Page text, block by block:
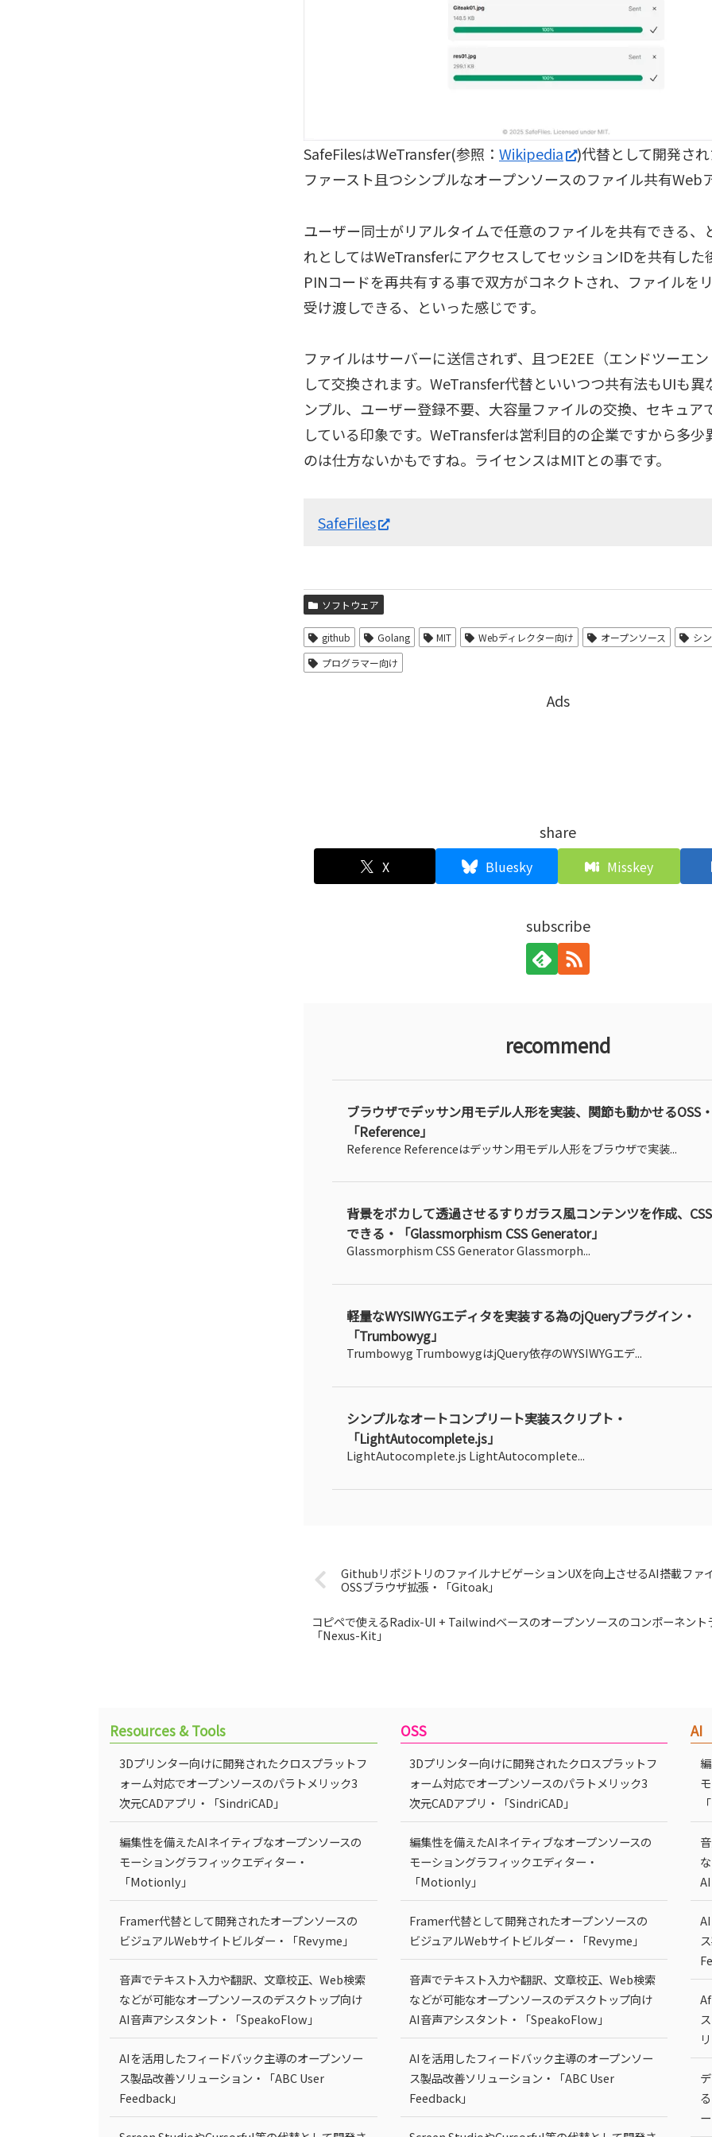
SafeFilesはWeTransfer(参照： Wikipedia
)代替として開発さ
ファースト且つシンプルなオープンソースのファイル共有Web
ユーザー同士がリアルタイムで任意のファイルを共有できる、
れとしてはWeTransferにアクセスしてセッションIDを共有した
PINコードを再共有する事で双方がコネクトされ、ファイルを
受け渡しできる、といった感じです。
ファイルはサーバーに送信されず、且つE2EE（エンドツーエ
して交換されます。WeTransfer代替といいつつ共有法もUIも異
ンプル、ユーザー登録不要、大容量ファイルの交換、セキュア
している印象です。WeTransferは営利目的の企業ですから多少
のは仕方ないかもですね。ライセンスはMITとの事です。
SafeFiles
ソフトウェア
github Golang MIT Webディレクター向け オープンソース
シ
プログラマー向け
Ads
share
X Bluesky Misskey
subscribe
recommend
ブラウザでデッサン用モデル人形を実装、関節も動かせるOSS
「Reference」
Reference Referenceはデッサン用モデル人形をブラウザで実装...
背景をボカして透過させるすりガラス風コンテンツを作成、
できる・「Glassmorphism CSS Generator」
Glassmorphism CSS Generator Glassmorph...
軽量なWYSIWYGエディタを実装する為のjQueryプラグイン・
「Trumbowyg」
Trumbowyg TrumbowygはjQuery依存のWYSIWYGエデ...
シンプルなオートコンプリート実装スクリプト・
「LightAutocomplete.js」
LightAutocomplete.js LightAutocomplete...
GithubリポジトリのファイルナビゲーションUXを向上させるAI搭載ファ
OSSブラウザ拡張・「Gitoak」
コピペで使えるRadix-UI + Tailwindベースのオープンソースのコンポーネント
「Nexus-Kit」
Resources & Tools
3Dプリンター向けに開発されたクロスプラットフ
ォーム対応でオープンソースのパラトメリック3
次元CADアプリ・「SindriCAD」
編集性を備えたAIネイティブなオープンソースの
モーショングラフィックエディター・
「Motionly」
Framer代替として開発されたオープンソースの
ビジュアルWebサイトビルダー・「Revyme」
音声でテキスト入力や翻訳、文章校正、Web検索
などが可能なオープンソースのデスクトップ向け
AI音声アシスタント・「SpeakoFlow」
AIを活用したフィードバック主導のオープンソー
ス製品改善ソリューション・「ABC User
Feedback」
OSS
3Dプリンター向けに開発されたクロスプラットフ
ォーム対応でオープンソースのパラトメリック3
次元CADアプリ・「SindriCAD」
編集性を備えたAIネイティブなオープンソースの
モーショングラフィックエディター・
「Motionly」
Framer代替として開発されたオープンソースの
ビジュアルWebサイトビルダー・「Revyme」
音声でテキスト入力や翻訳、文章校正、Web検索
などが可能なオープンソースのデスクトップ向け
AI音声アシスタント・「SpeakoFlow」
AIを活用したフィードバック主導のオープンソー
ス製品改善ソリューション・「ABC User
Feedback」
AI